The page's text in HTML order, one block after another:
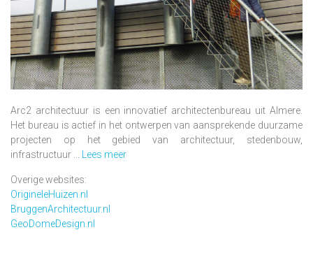
Arc2 architectuur is een innovatief architectenbureau uit Almere.
Het bureau is actief in het ontwerpen van aansprekende duurzame
projecten op het gebied van architectuur, stedenbouw,
infrastructuur ... Lees meer
Overige websites:
OrigineleHuizen.nl
BruggenArchitectuur.nl
GeoDomeDesign.nl